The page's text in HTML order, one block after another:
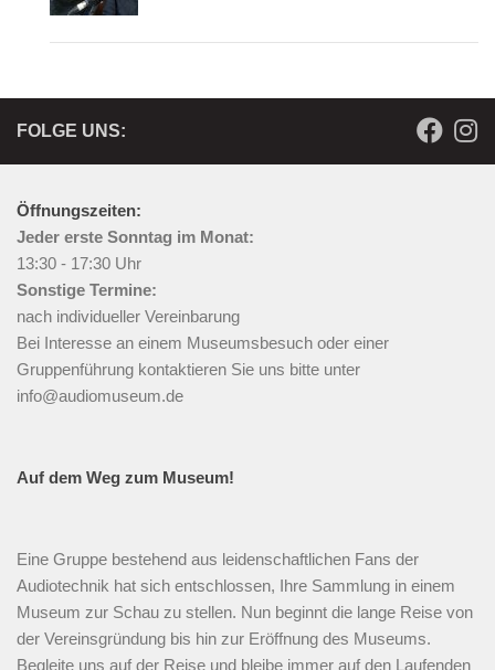
FOLGE UNS:
Öffnungszeiten:
Jeder erste Sonntag im Monat:
13:30 - 17:30 Uhr
Sonstige Termine:
nach individueller Vereinbarung
Bei Interesse an einem Museumsbesuch oder einer
Gruppenführung kontaktieren Sie uns bitte unter
info@audiomuseum.de
Auf dem Weg zum Museum!
Eine Gruppe bestehend aus leidenschaftlichen Fans der
Audiotechnik hat sich entschlossen, Ihre Sammlung in einem
Museum zur Schau zu stellen. Nun beginnt die lange Reise von
der Vereinsgründung bis hin zur Eröffnung des Museums.
Begleite uns auf der Reise und bleibe immer auf den Laufenden